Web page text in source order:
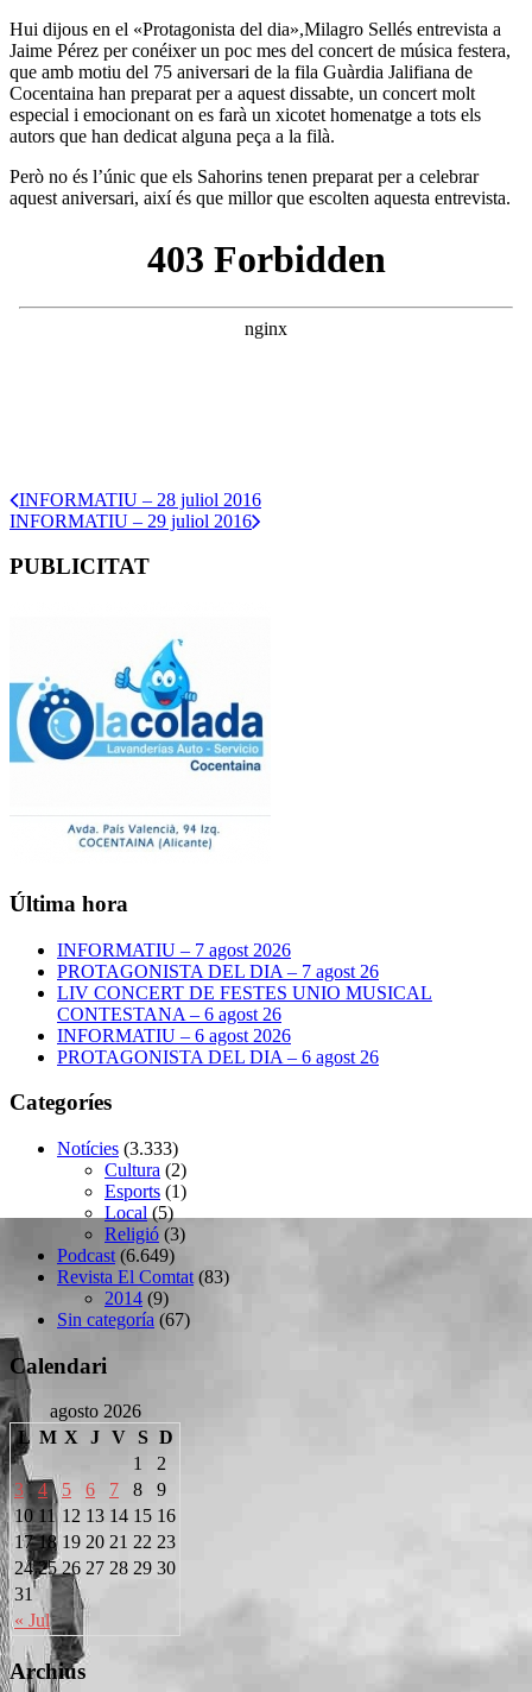
Hui dijous en el «Protagonista del dia»,Milagro Sellés entrevista a
Jaime Pérez per conéixer un poc mes del concert de música festera,
que amb motiu del 75 aniversari de la fila Guàrdia Jalifiana de
Cocentaina han preparat per a aquest dissabte, un concert molt
especial i emocionant on es farà un xicotet homenatge a tots els
autors que han dedicat alguna peça a la filà.
Però no és l’únic que els Sahorins tenen preparat per a celebrar
aquest aniversari, així és que millor que escolten aquesta entrevista.
INFORMATIU – 28 juliol 2016
INFORMATIU – 29 juliol 2016
PUBLICITAT
Última hora
INFORMATIU – 7 agost 2026
PROTAGONISTA DEL DIA – 7 agost 26
LIV CONCERT DE FESTES UNIO MUSICAL
CONTESTANA – 6 agost 26
INFORMATIU – 6 agost 2026
PROTAGONISTA DEL DIA – 6 agost 26
Categoríes
Notícies (3.333)
Cultura (2)
Esports (1)
Local (5)
Religió (3)
Podcast (6.649)
Revista El Comtat (83)
2014 (9)
Sin categoría (67)
Calendari
agosto 2026
L M X J V S D
« Jul
1
2
3
4 5 6 7 8
9
10 11 12 13 14 15 16
17 18 19 20 21 22 23
24 25 26 27 28 29 30
31
Archius